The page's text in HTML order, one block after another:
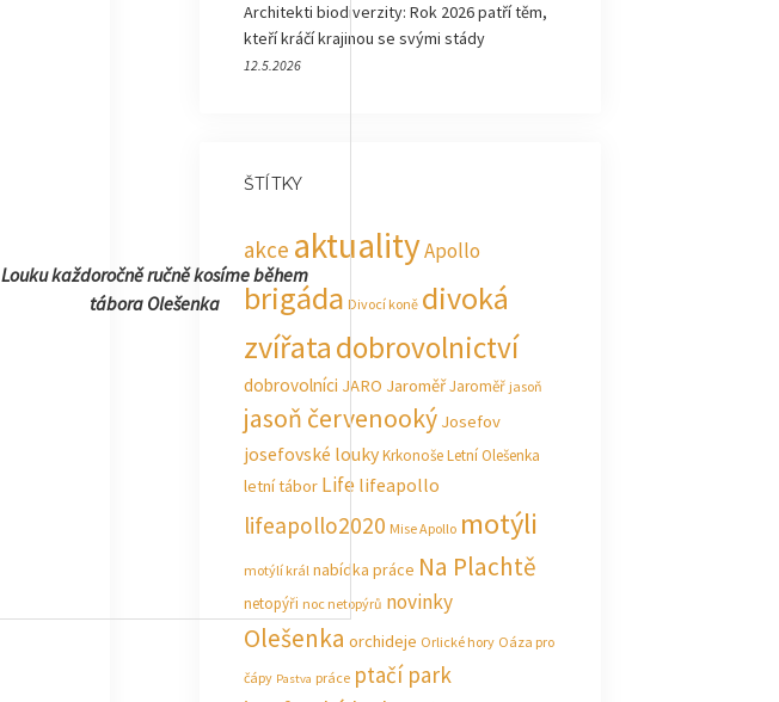
Louku každoročně ručně kosíme během
tábora Olešenka
Architekti biodiverzity: Rok 2026 patří těm,
kteří kráčí krajinou se svými stády
12.5.2026
ŠTÍTKY
akce aktualityApollo
brigáda Divocí koně divoká
zvířatadobrovolnictví
dobrovolníci JARO JaroměřJaroměř jasoň
jasoň červenooký Josefov
josefovské loukyKrkonošeLetní Olešenka
letní tábor Life lifeapollo
lifeapollo2020 Mise Apollo motýli
motýlí král nabídka práce Na Plachtě
netopýři noc netopýrů novinky
Olešenka orchideje Orlické hory Oáza pro
čápy Pastva práce ptačí park